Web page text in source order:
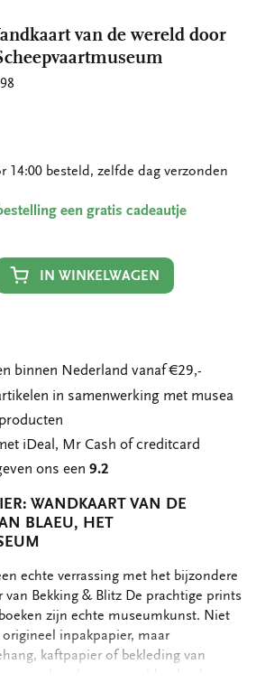
van de wereld door
14:00 besteld, zelfde dag verzonden
een gratis cadeautje
IN WINKELWAGEN
binnen Nederland vanaf €29,-
in samenwerking met musea
iDeal, Mr Cash of creditcard
ons een9.2
WANDKAART VAN DE
BLAEU, HET
echte verrassing met het bijzondere
van Bekking & Blitz De prachtige prints
zijn echte museumkunst. Niet
inpakpapier, maar
kaftpapier of bekleding van